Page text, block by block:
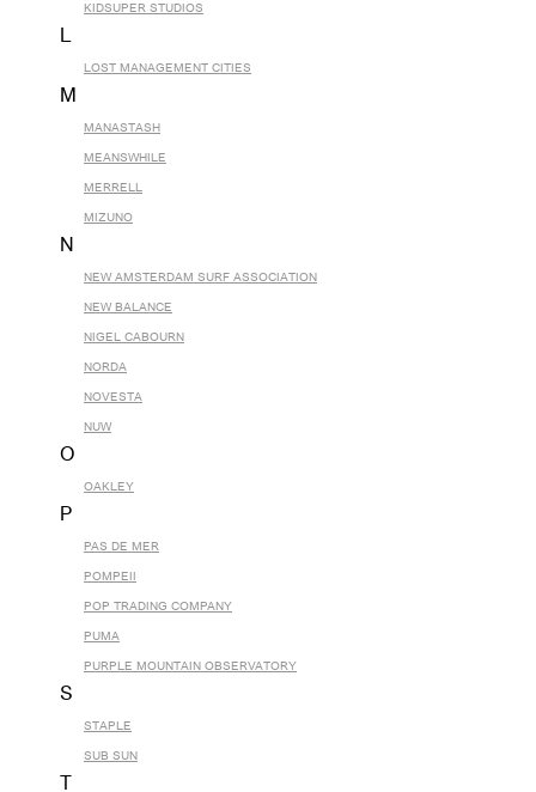
KIDSUPER STUDIOS
L
LOST MANAGEMENT CITIES
M
MANASTASH
MEANSWHILE
MERRELL
MIZUNO
N
NEW AMSTERDAM SURF ASSOCIATION
NEW BALANCE
NIGEL CABOURN
NORDA
NOVESTA
NUW
O
OAKLEY
P
PAS DE MER
POMPEII
POP TRADING COMPANY
PUMA
PURPLE MOUNTAIN OBSERVATORY
S
STAPLE
SUB SUN